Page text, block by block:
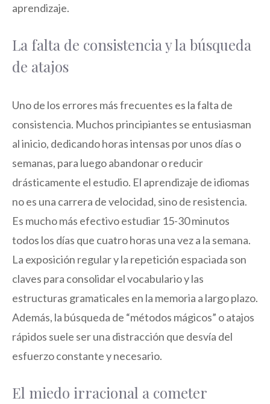
aprendizaje.
La falta de consistencia y la búsqueda
de atajos
Uno de los errores más frecuentes es la falta de
consistencia. Muchos principiantes se entusiasman
al inicio, dedicando horas intensas por unos días o
semanas, para luego abandonar o reducir
drásticamente el estudio. El aprendizaje de idiomas
no es una carrera de velocidad, sino de resistencia.
Es mucho más efectivo estudiar 15-30 minutos
todos los días que cuatro horas una vez a la semana.
La exposición regular y la repetición espaciada son
claves para consolidar el vocabulario y las
estructuras gramaticales en la memoria a largo plazo.
Además, la búsqueda de “métodos mágicos” o atajos
rápidos suele ser una distracción que desvía del
esfuerzo constante y necesario.
El miedo irracional a cometer